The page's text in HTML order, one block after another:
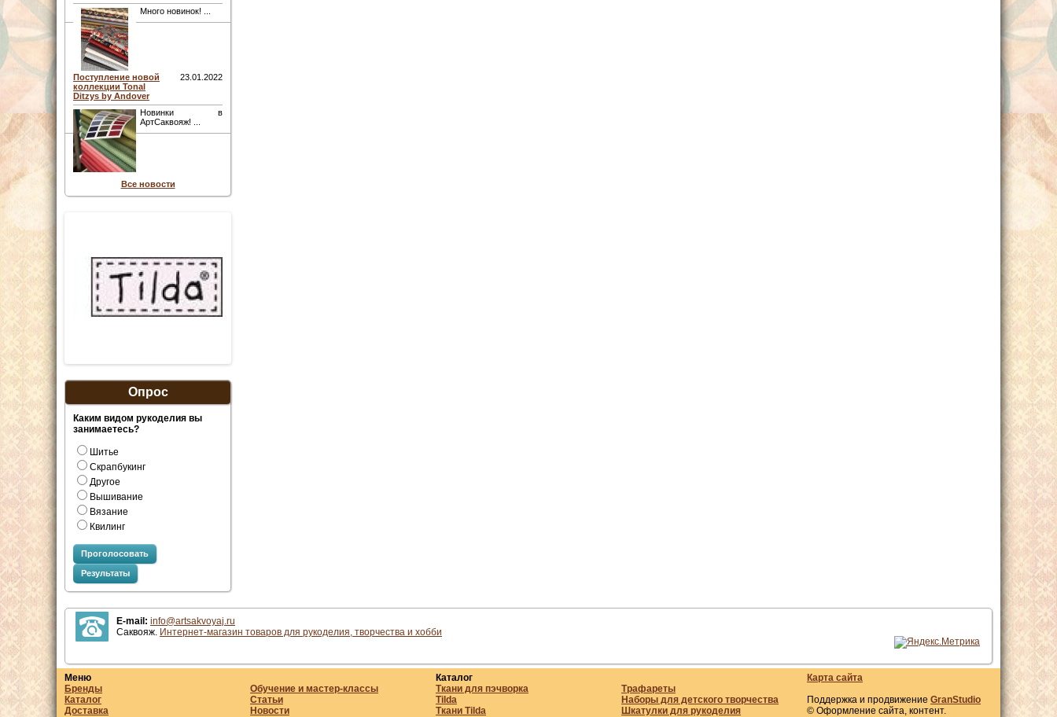
Много новинок! ...
Поступление новой
коллекции Tonal
Ditzys by Andover
23.01.2022
Новинки в
АртСаквояж! ...
Все новости
Опрос
Каким видом рукоделия вы
занимаетесь?
Шитье
Скрапбукинг
Другое
Вышивание
Вязание
Квилинг
Проголосовать
Результаты
E-mail: info@artsakvoyaj.ru
Саквояж. Интернет-магазин товаров для рукоделия, творчества и хобби
Меню
Бренды
Каталог
Доставка
Обучение и мастер-классы
Статьи
Новости
Каталог
Ткани для пэчворка
Tilda
Ткани Tilda
Трафареты
Наборы для детского творчества
Шкатулки для рукоделия
Карта сайта
Поддержка и продвижение GranStudio
© Оформление сайта, контент.